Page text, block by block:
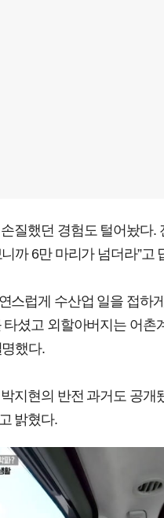
질했던 경험도 털어놨다.
까 6만 마리가 넘더라”고
스럽게 수산업 일을 접하
셨고 외할아버지는 어촌
했다.
지현의 반전 과거도 공
밝혔다.